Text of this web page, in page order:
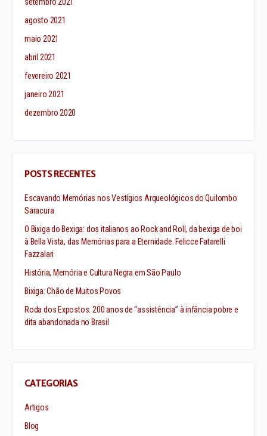
agosto 2021
maio 2021
abril 2021
fevereiro 2021
janeiro 2021
dezembro 2020
POSTS RECENTES
Escavando Memórias nos Vestígios Arqueológicos do Quilombo
Saracura
O Bixiga do Bexiga: dos italianos ao Rock and Roll, da bexiga de boi
à Bella Vista, das Memórias para a Eternidade. Felicce Fatarelli
Fazzalari
História, Memória e Cultura Negra em São Paulo
Bixiga: Chão de Muitos Povos
Roda dos Expostos: 200 anos de “assistência” à infância pobre e
dita abandonada no Brasil
CATEGORIAS
Artigos
Blog